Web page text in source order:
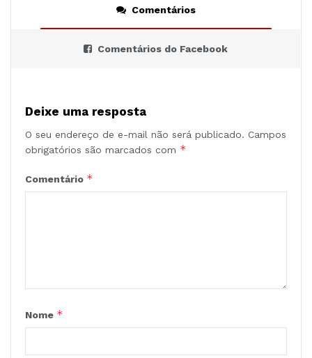
Comentários
Comentários do Facebook
Deixe uma resposta
O seu endereço de e-mail não será publicado. Campos
obrigatórios são marcados com *
Comentário *
Nome *